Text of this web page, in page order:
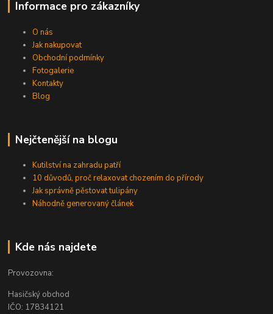
Informace pro zákazníky
O nás
Jak nakupovat
Obchodní podmínky
Fotogalerie
Kontakty
Blog
Nejčtenější na blogu
Kutilství na zahradu patří
10 důvodů, proč relaxovat chozením do přírody
Jak správně pěstovat tulipány
Náhodně generovaný článek
Kde nás najdete
Provozovna:
Hasičský obchod
IČO: 17834121